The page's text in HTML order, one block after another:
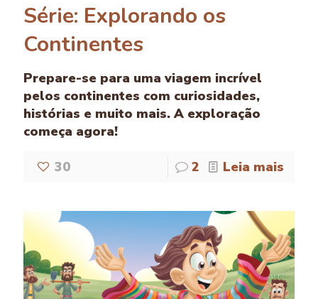
Série: Explorando os
Continentes
Prepare-se para uma viagem incrível
pelos continentes com curiosidades,
histórias e muito mais. A exploração
começa agora!
30 2 Leia mais